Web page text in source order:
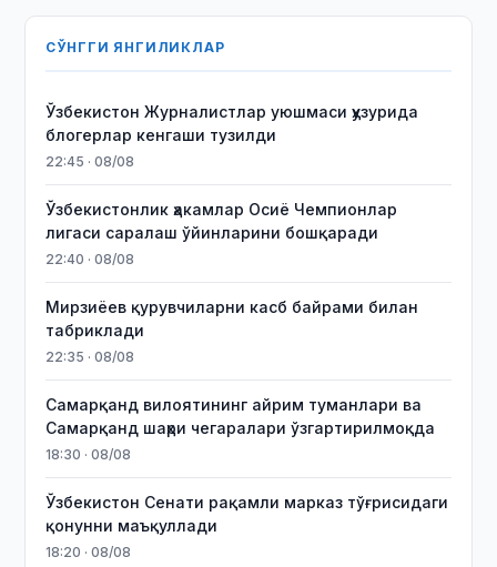
СЎНГГИ ЯНГИЛИКЛАР
Ўзбекистон Журналистлар уюшмаси ҳузурида
блогерлар кенгаши тузилди
22:45 · 08/08
Ўзбекистонлик ҳакамлар Осиё Чемпионлар
лигаси саралаш ўйинларини бошқаради
22:40 · 08/08
Мирзиёев қурувчиларни касб байрами билан
табриклади
22:35 · 08/08
Самарқанд вилоятининг айрим туманлари ва
Самарқанд шаҳри чегаралари ўзгартирилмоқда
18:30 · 08/08
Ўзбекистон Сенати рақамли марказ тўғрисидаги
қонунни маъқуллади
18:20 · 08/08